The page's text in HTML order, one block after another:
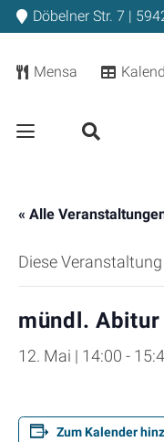
Döbelner Str. 7 |
Mensa
« Alle
Diese
mündl. Abitur
12. Mai | 14:00 -
Zum Kalender